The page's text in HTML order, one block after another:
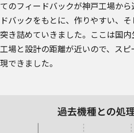
てのフィードバックが神戸工場か
ドバックをもとに、作りやすい、
突き詰めていきました。ここは国内
工場と設計の距離が近いので、ス
現できました。